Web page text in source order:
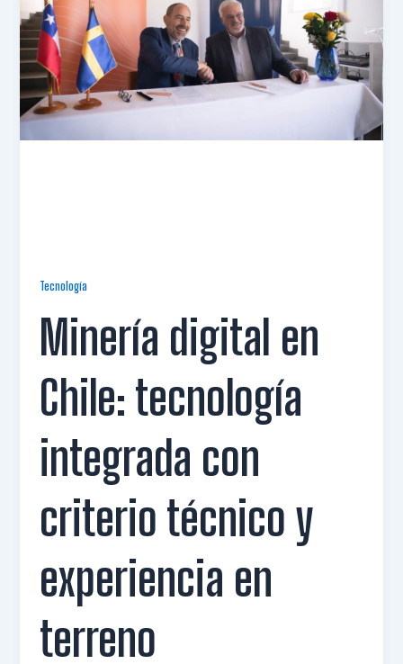
Tecnología
Minería digital en
Chile: tecnología
integrada con
criterio técnico y
experiencia en
terreno